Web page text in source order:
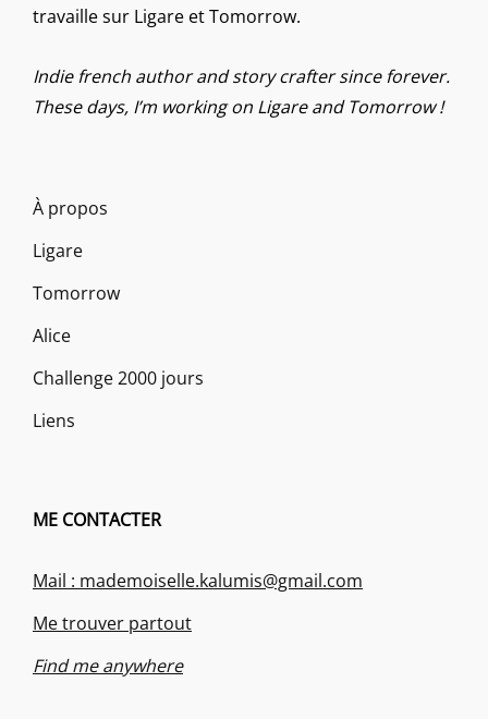
travaille sur Ligare et Tomorrow.
Indie french author and story crafter since forever.
These days, I’m working on Ligare and Tomorrow !
À propos
Ligare
Tomorrow
Alice
Challenge 2000 jours
Liens
ME CONTACTER
Mail : mademoiselle.kalumis@gmail.com
Me trouver partout
Find me anywhere